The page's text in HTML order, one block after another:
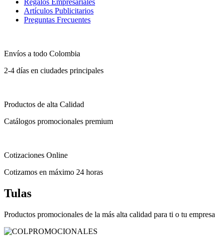
Regalos Empresariales
Artículos Publicitarios
Preguntas Frecuentes
Envíos a todo Colombia
2-4 días en ciudades principales
Productos de alta Calidad
Catálogos promocionales premium
Cotizaciones Online
Cotizamos en máximo 24 horas
Tulas
Productos promocionales de la más alta calidad para ti o tu empresa